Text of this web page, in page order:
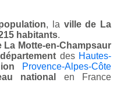
, la ville de La
habitants.
La Motte-en-Champsaur
des Hautes-
Provence-Alpes-Côte
national
en France